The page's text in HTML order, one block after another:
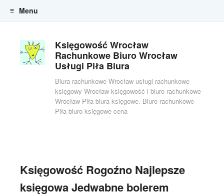
Księgowość Wrocław
Rachunkowe Biuro Wrocław
Usługi Piła Biura
Biura rachunkowe Wrocław usługi rachunkowe
księgowy Wrocław księgowość i biuro rachunkowe
Wrocław Piła biura księgowe. Biuro rachunkowe
Piła biuro księgowe cena
Menu
Księgowość Rogoźno Najlepsze
księgowa Jedwabne bolerem